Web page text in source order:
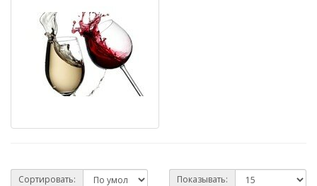
Сортировать: Показывать: